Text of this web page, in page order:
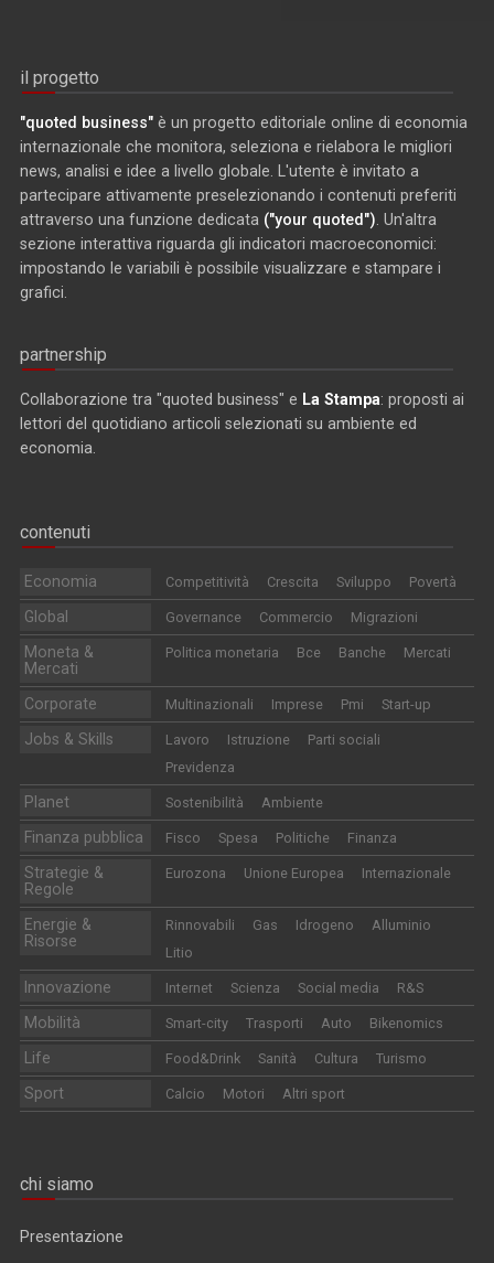
il progetto
"quoted business" è un progetto editoriale online di economia
internazionale che monitora, seleziona e rielabora le migliori
news, analisi e idee a livello globale. L'utente è invitato a
partecipare attivamente preselezionando i contenuti preferiti
attraverso una funzione dedicata ("your quoted"). Un'altra
sezione interattiva riguarda gli indicatori macroeconomici:
impostando le variabili è possibile visualizzare e stampare i
grafici.
partnership
Collaborazione tra "quoted business" e La Stampa: proposti ai
lettori del quotidiano articoli selezionati su ambiente ed
economia.
contenuti
Economia Competitività Crescita Sviluppo Povertà
Global Governance Commercio Migrazioni
Moneta &
Mercati
Politica monetaria Bce Banche Mercati
Corporate Multinazionali Imprese Pmi Start-up
Jobs & Skills Lavoro Istruzione
Parti sociali
Previdenza
Planet Sostenibilità Ambiente
Finanza pubblica Fisco Spesa Politiche Finanza
Strategie &
Regole
Eurozona Unione Europea Internazionale
Energie &
Risorse
Rinnovabili Gas Idrogeno
Alluminio
Litio
Innovazione Internet Scienza Social media R&S
Mobilità Smart-city Trasporti Auto Bikenomics
Life Food&Drink Sanità Cultura Turismo
Sport Calcio Motori Altri sport
chi siamo
Presentazione